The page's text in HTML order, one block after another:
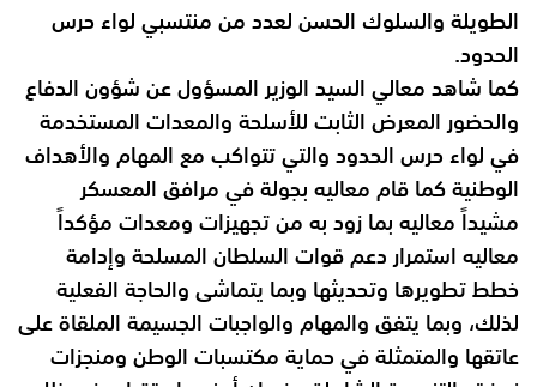
الطويلة والسلوك الحسن لعدد من منتسبيلواء حرس
الحدود.
كما شاهد معالي السيد الوزير المسؤول عن شؤون الدفاع
والحضور المعرض الثابتللأسلحة والمعدات المستخدمة
في لواء حرس الحدود والتي تتواكب مع المهام والأهداف
الوطنية كما قام معاليه بجولة في مرافق المعسكر
مشيداً معاليه بما زود به من تجهيزاتومعدات مؤكداً
معاليه استمرار دعم قوات السلطان المسلحة وإدامة
خطط تطويرها وتحديثها وبما يتماشى والحاجة الفعلية
لذلك، وبما يتفق والمهام والواجبات الجسيمة الملقاةعلى
عاتقها والمتمثلة في حماية مكتسبات الوطن ومنجزات